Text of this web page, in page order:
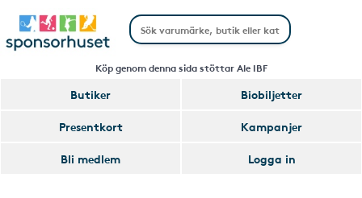
Köp genom denna sida stöttar Ale IBF
Butiker
Biobiljetter
Presentkort
Kampanjer
Bli medlem
Logga in